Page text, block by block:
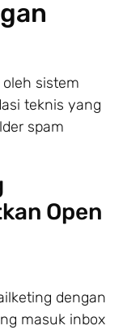
sistem
teknis yang
spam
Open
dengan
masuk inbox